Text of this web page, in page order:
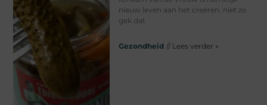
nieuw leven aan het creëren, niet zo
gek dat
Gezondheid // Lees verder »